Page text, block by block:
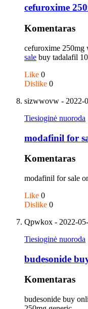
cefuroxime
Komentaras
cefuroxime 250mg
sale buy tadalafil
Like 0
Dislike 0
sizwwovw - 2022-
Tiesioginė nuoroda
modafinil for
Komentaras
modafinil for sale
Like 0
Dislike 0
Qpwkox - 2022-
Tiesioginė nuoroda
budesonide
Komentaras
budesonide buy